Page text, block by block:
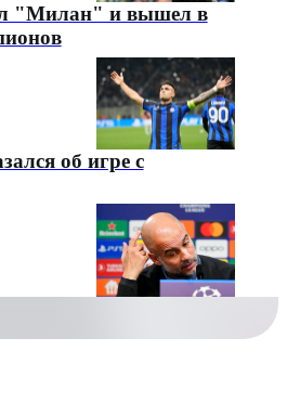
"Милан" и вышел в
об игре с